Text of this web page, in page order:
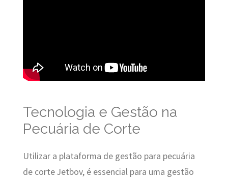
Tecnologia e Gestão na
Pecuária de Corte
Utilizar a plataforma de gestão para pecuária
de corte Jetbov, é essencial para uma gestão